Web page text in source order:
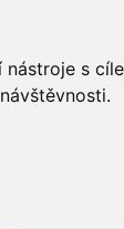
s
Děti